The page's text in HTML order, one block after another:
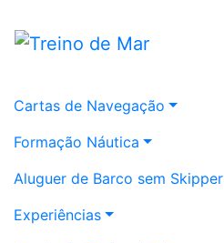
Cartas de Navegação
Formação Náutica
Aluguer de Barco sem Skipper
Experiências